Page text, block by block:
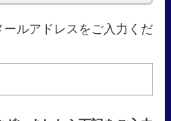
ルアドレスをご入力くだ